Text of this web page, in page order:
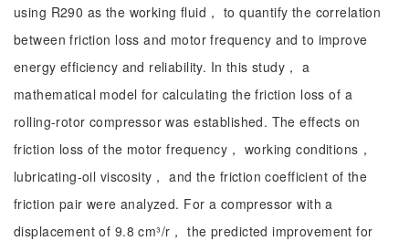
using R290 as the working fluid， to quantify the correlation
between friction loss and motor frequency and to improve
energy efficiency and reliability. In this study， a
mathematical model for calculating the friction loss of a
rolling-rotor compressor was established. The effects on
friction loss of the motor frequency， working conditions，
lubricating-oil viscosity， and the friction coefficient of the
friction pair were analyzed. For a compressor with a
displacement of 9.8 cm³/r， the predicted improvement for